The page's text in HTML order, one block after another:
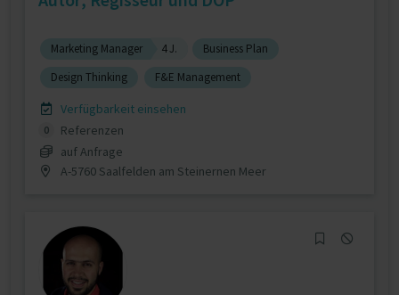
Marketing Manager 4 J.
Business Plan
Design Thinking
F&E Management
Verfügbarkeit einsehen
0
Referenzen
auf Anfrage
A-5760 Saalfelden am Steinernen Meer